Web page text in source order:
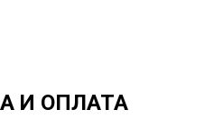
И ОПЛАТА